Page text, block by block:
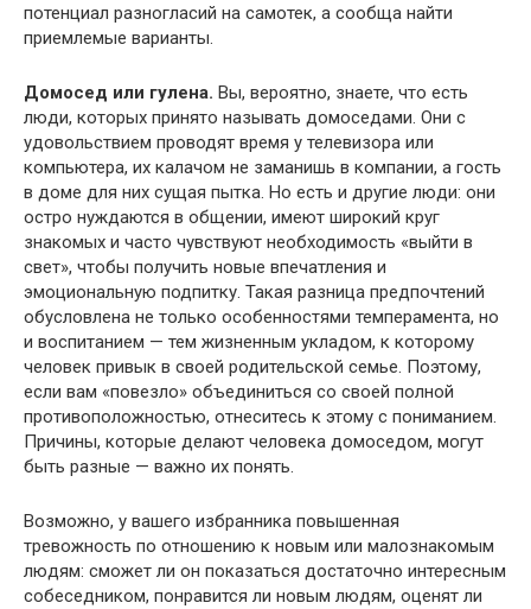
потенциал разногласий на самотек, а сообща найти
приемлемые варианты.
Домосед или гулена. Вы, вероятно, знаете, что есть
люди, которых принято называть домоседами. Они с
удовольствием проводят время у телевизора или
компьютера, их калачом не заманишь в компании, а гость
в доме для них сущая пытка. Но есть и другие люди: они
остро нуждаются в общении, имеют широкий круг
знакомых и часто чувствуют необходимость «выйти в
свет», чтобы получить новые впечатления и
эмоциональную подпитку. Такая разница предпочтений
обусловлена не только особенностями темперамента, но
и воспитанием — тем жизненным укладом, к которому
человек привык в своей родительской семье. Поэтому,
если вам «повезло» объединиться со своей полной
противоположностью, отнеситесь к этому с пониманием.
Причины, которые делают человека домоседом, могут
быть разные — важно их понять.
Возможно, у вашего избранника повышенная
тревожность по отношению к новым или малознакомым
людям: сможет ли он показаться достаточно интересным
собеседником, понравится ли новым людям, оценят ли